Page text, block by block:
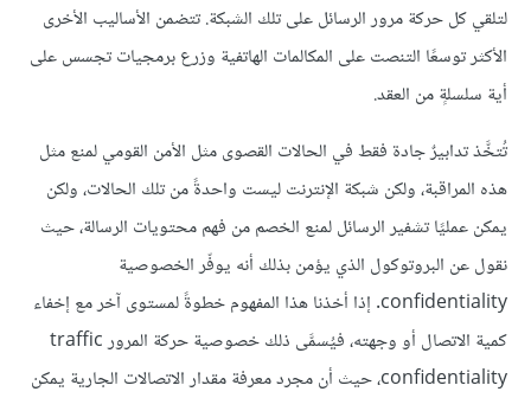
لتلقي كل حركة مرور الرسائل على تلك الشبكة. تتضمن الأساليب الأخرى
الأكثر توسعًا التنصت على المكالمات الهاتفية وزرع برمجيات تجسس على
أية سلسلةٍ من العقد.
تُتخَّذ تدابيرٌ جادة فقط في الحالات القصوى مثل الأمن القومي لمنع مثل
هذه المراقبة، ولكن شبكة الإنترنت ليست واحدةً من تلك الحالات، ولكن
يمكن عمليًا تشفير الرسائل لمنع الخصم من فهم محتويات الرسالة، حيث
نقول عن البروتوكول الذي يؤمن بذلك أنه يوفّر الخصوصية
confidentiality. إذا أخذنا هذا المفهوم خطوةً لمستوى آخر مع إخفاء
كمية الاتصال أو وجهته، فيُسمَّى ذلك خصوصية حركة المرور traffic
confidentiality، حيث أن مجرد معرفة مقدار الاتصالات الجارية يمكن